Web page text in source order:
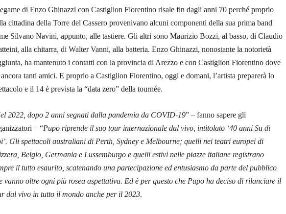
di Enzo Ghinazzi con Castiglion Fiorentino risale fin dagli anni 70 perché proprio
cittadina della Torre del Cassero provenivano alcuni componenti della sua prima band
Silvano Navini, appunto, alle tastiere. Gli altri sono Maurizio Bozzi, al basso, di Claudio
alla chitarra, di Walter Vanni, alla batteria. Enzo Ghinazzi, nonostante la notorietà
ha mantenuto i contatti con la provincia di Arezzo e con Castiglion Fiorentino dove
tanti amici. E proprio a Castiglion Fiorentino, oggi e domani, l’artista preparerà lo
e il 14 è prevista la “data zero” della tournée.
2022, dopo 2 anni segnati dalla pandemia da COVID-19” – fanno sapere gli
– “Pupo riprende il suo tour internazionale dal vivo, intitolato ‘40 anni Su di
Gli spettacoli australiani di Perth, Sydney e Melbourne; quelli nei teatri europei di
Belgio, Germania e Lussemburgo e quelli estivi nelle piazze italiane registrano
il tutto esaurito, scatenando una partecipazione ed entusiasmo da parte del pubblico
vanno oltre ogni più rosea aspettativa. Ed è per questo che Pupo ha deciso di rilanciare il
dal vivo in tutto il mondo anche per il 2023.